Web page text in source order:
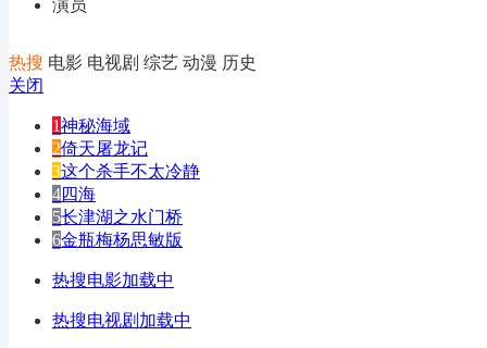
演员
热搜 电影 电视剧 综艺 动漫 历史
关闭
1神秘海域
2倚天屠龙记
3这个杀手不太冷静
4四海
5长津湖之水门桥
6金瓶梅杨思敏版
热搜电影加载中
热搜电视剧加载中